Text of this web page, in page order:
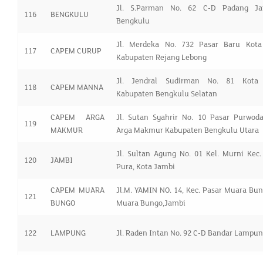
116 BENGKULU
Jl. S.Parman No. 62 C-D Padang
Bengkulu
117 CAPEM CURUP
Jl. Merdeka No. 732 Pasar Baru
Kabupaten Rejang Lebong
118 CAPEM MANNA
Jl. Jendral Sudirman No. 81 Kota
Kabupaten Bengkulu Selatan
119
CAPEM ARGA
MAKMUR
Jl. Sutan Syahrir No. 10 Pasar
Arga Makmur Kabupaten Bengkulu Utara
120 JAMBI
Jl. Sultan Agung No. 01 Kel. Murni Kec.
Pura, Kota Jambi
121
CAPEM MUARA
BUNGO
Jl.M. YAMIN NO. 14, Kec. Pasar Muara
Muara Bungo,Jambi
122 LAMPUNG Jl. Raden Intan No. 92 C-D Bandar